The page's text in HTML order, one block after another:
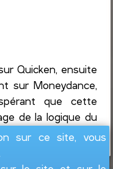
Quicken, ensuite
sur Moneydance,
que cette
de la logique du
sur ce site, vous